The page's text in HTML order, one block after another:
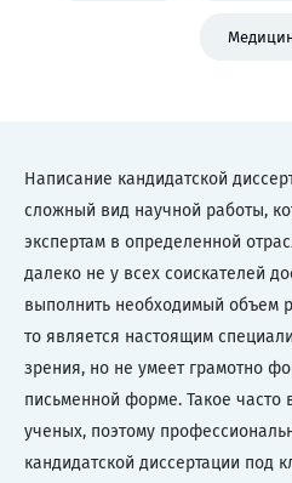
Написание кандидатской
сложный вид научной работы,
экспертам в определенной
далеко не у всех соискателей
выполнить необходимый объем
то является настоящим
зрения, но не умеет грамотно
письменной форме. Такое часто
ученых, поэтому
кандидатской диссертации под